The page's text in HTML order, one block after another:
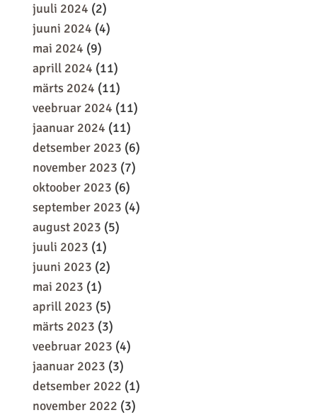
juuli 2024 (2)
juuni 2024 (4)
mai 2024 (9)
aprill 2024 (11)
märts 2024 (11)
veebruar 2024 (11)
jaanuar 2024 (11)
detsember 2023 (6)
november 2023 (7)
oktoober 2023 (6)
september 2023 (4)
august 2023 (5)
juuli 2023 (1)
juuni 2023 (2)
mai 2023 (1)
aprill 2023 (5)
märts 2023 (3)
veebruar 2023 (4)
jaanuar 2023 (3)
detsember 2022 (1)
november 2022 (3)